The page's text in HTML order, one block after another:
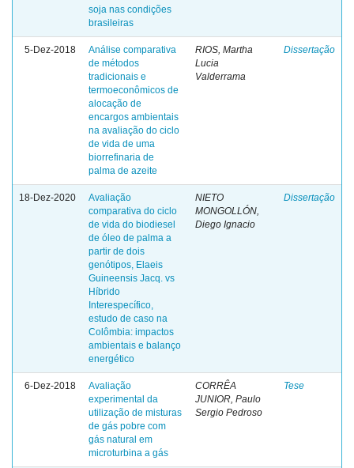
soja nas condições
brasileiras
5-Dez-2018
Análise comparativa
de métodos
tradicionais e
termoeconômicos de
alocação de
encargos ambientais
na avaliação do ciclo
de vida de uma
biorrefinaria de
palma de azeite
RIOS, Martha
Lucia
Valderrama
Dissertação
18-Dez-2020
Avaliação
comparativa do ciclo
de vida do biodiesel
de óleo de palma a
partir de dois
genótipos, Elaeis
Guineensis Jacq. vs
Híbrido
Interespecífico,
estudo de caso na
Colômbia: impactos
ambientais e balanço
energético
NIETO
MONGOLLÓN,
Diego Ignacio
Dissertação
6-Dez-2018
Avaliação
experimental da
utilização de misturas
de gás pobre com
gás natural em
microturbina a gás
CORRÊA
JUNIOR, Paulo
Sergio Pedroso
Tese